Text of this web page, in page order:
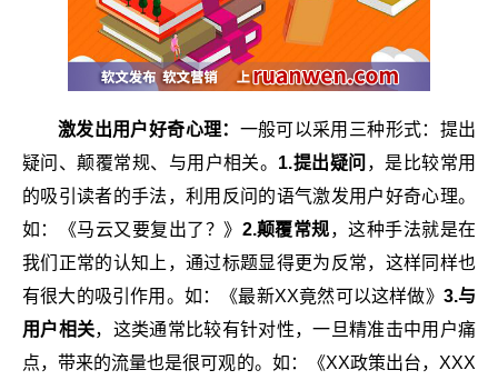
激发出用户好奇心理： 一般可以采用三种形式：提出
疑问、颠覆常规、与用户相关。 1.提出疑问 ，是比较常用
的吸引读者的手法，利用反问的语气激发用户好奇心理。
如：《马云又要复出了？》 2.颠覆常规，这种手法就是在
我们正常的认知上，通过标题显得更为反常，这样同样也
有很大的吸引作用。如：《最新XX竟然可以这样做》 3.与
用户相关，这类通常比较有针对性，一旦精准击中用户痛
点，带来的流量也是很可观的。如：《XX政策出台，XXX